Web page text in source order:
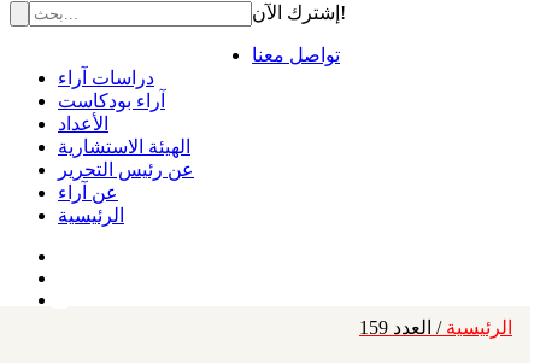
إشترك الآن!
تواصل معنا
دراسات آراء
آراء بودكاست
الأعداد
الهيئة الاستشارية
عن رئيس التحرير
عن آراء
الرئيسية
الرئيسية / العدد 159